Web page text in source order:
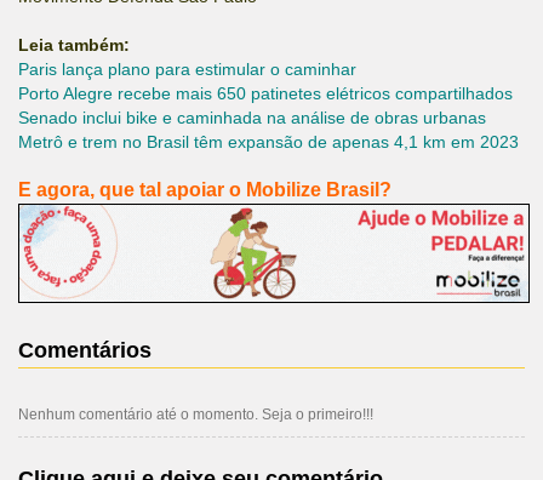
Leia também:
Paris lança plano para estimular o caminhar
Porto Alegre recebe mais 650 patinetes elétricos compartilhados
Senado inclui bike e caminhada na análise de obras urbanas
Metrô e trem no Brasil têm expansão de apenas 4,1 km em 2023
E agora, que tal apoiar o Mobilize Brasil?
Comentários
Nenhum comentário até o momento. Seja o primeiro!!!